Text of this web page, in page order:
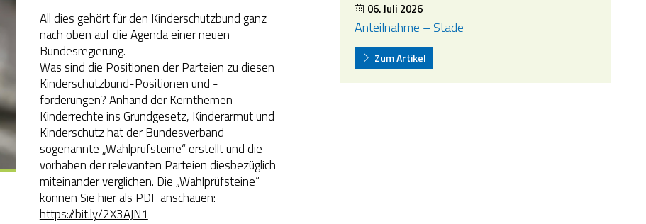
All dies gehört für den Kinderschutzbund ganz
nach oben auf die Agenda einer neuen
Bundesregierung.
Was sind die Positionen der Parteien zu diesen
Kinderschutzbund-Positionen und -
forderungen? Anhand der Kernthemen
Kinderrechte ins Grundgesetz, Kinderarmut und
Kinderschutz hat der Bundesverband
sogenannte „Wahlprüfsteine“ erstellt und die
vorhaben der relevanten Parteien diesbezüglich
miteinander verglichen. Die „Wahlprüfsteine“
können Sie hier als PDF anschauen:
https://bit.ly/2X3AJN1
06. Juli 2026
Anteilnahme – Stade
Zum Artikel